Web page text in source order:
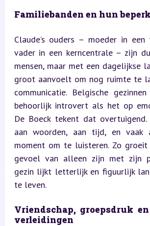
Familiebanden en hun
Claude’s ouders – moeder in een
vader in een kerncentrale – zijn
mensen, maar met een dagelijkse
groot aanvoelt om nog ruimte te
communicatie. Belgische
behoorlijk introvert als het op
De Boeck tekent dat
aan woorden, aan tijd, en vaak
moment om te luisteren. Zo groeit
gevoel van alleen zijn met zijn
gezin lijkt letterlijk en figuurlijk
te leven.
Vriendschap, groepsdruk
verleidingen